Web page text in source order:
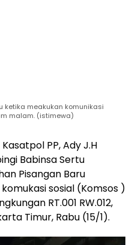
ketika meakukan komunikasi
malam. (istimewa)
Kasatpol PP, Ady J.H
Babinsa Sertu
Pisangan Baru
sosial (Komsos )
RT.001 RW.012,
Timur, Rabu (15/1).